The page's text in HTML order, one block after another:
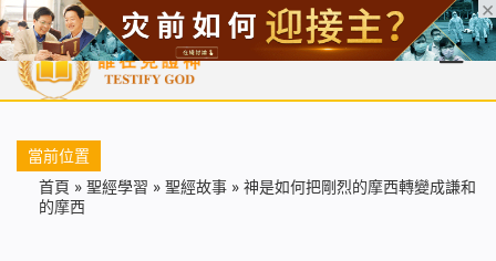
首頁 每日靈糧 天國福音 基督徒見證 信仰解答 聖經
當前位置
首頁 » 聖經學習 » 聖經故事 » 神是如何把剛烈的摩西轉變成謙和
的摩西